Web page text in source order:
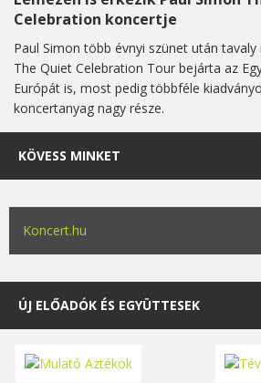
Celebration koncertje
Paul Simon több évnyi szünet után
The Quiet Celebration Tour bejárta az
Európát is, most pedig többféle
koncertanyag nagy része.
KÖVESS MINKET
Koncert.hu
ÚJ ELŐADÓK ÉS EGYÜTTESEK